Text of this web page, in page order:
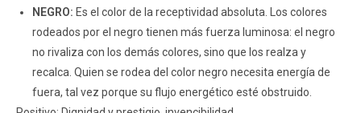
NEGRO: Es el color de la receptividad absoluta. Los colores
rodeados por el negro tienen más fuerza luminosa: el negro
no rivaliza con los demás colores, sino que los realza y
recalca. Quien se rodea del color negro necesita energía de
fuera, tal vez porque su flujo energético esté obstruido.